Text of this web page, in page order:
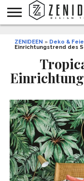
INNENDESIGN
ARCHITEKTUR
GARTEN
UND
LIFESTYLE
DEKO
&
DIY
STYLE
REZEPTE
GESUNDHEIT
WEIHNACHTEN
ZENIDEEN » Deko &
Einrichtungstrend des